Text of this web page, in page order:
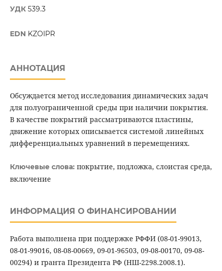
УДК 539.3
EDN KZOIPR
АННОТАЦИЯ
Обсуждается метод исследования динамических задач
для полуограниченной среды при наличии покрытия.
В качестве покрытий рассматриваются пластины,
движение которых описывается системой линейных
дифференциальных уравнений в перемещениях.
Ключевые слова: покрытие, подложка, слоистая среда,
включение
ИНФОРМАЦИЯ О ФИНАНСИРОВАНИИ
Работа выполнена при поддержке РФФИ (08-01-99013,
08-01-99016, 08-08-00669, 09-01-96503, 09-08-00170, 09-08-
00294) и гранта Президента РФ (НШ-2298.2008.1).